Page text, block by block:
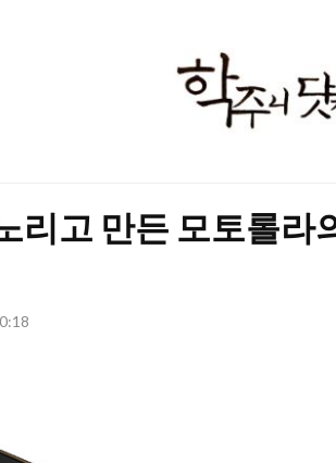
주
닷
컴
리고 만든 모토롤라